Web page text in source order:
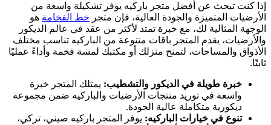
إذا كنت تبحث عن أفضل متجر باركيه يوفر تشكيلة واسعة من
الأرضيات المتميزة والجودة العالية، فإن متجر خط الفخامة هو
الوجهة المثالية لك، مع خبرة تمتد لأكثر من عقد في عالم الديكور
والأرضيات، يقدم المتجر باقات متنوعة من الباركيه تناسب مختلف
الأذواق والمساحات، لتمنح منزلك أو مكتبك لمسة فخمة وأداءً عمليًا
ثابتًا.
خبرة طويلة في الديكور والتشطيب: يمتلك المتجر خبرة
واسعة في توريد منتجات الأرضيات والباركيه ضمن مجموعة
ديكورية متكاملة عالية الجودة.
تنوع في خيارات الباركيه: يوفر المتجر باركيه صيني، تركي،